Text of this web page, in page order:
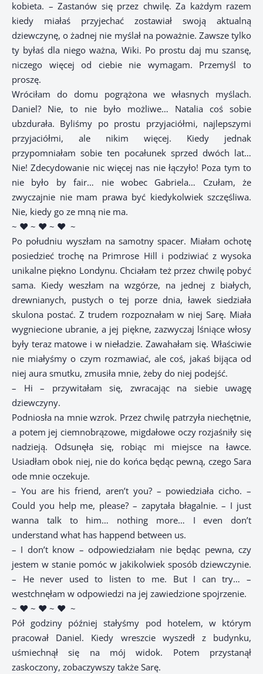
kobieta. – Zastanów się przez chwilę. Za każdym razem
kiedy miałaś przyjechać zostawiał swoją aktualną
dziewczynę, o żadnej nie myślał na poważnie. Zawsze tylko
ty byłaś dla niego ważna, Wiki. Po prostu daj mu szansę,
niczego więcej od ciebie nie wymagam. Przemyśl to
proszę.
Wróciłam do domu pogrążona we własnych myślach.
Daniel? Nie, to nie było możliwe… Natalia coś sobie
ubzdurała. Byliśmy po prostu przyjaciółmi, najlepszymi
przyjaciółmi, ale nikim więcej. Kiedy jednak
przypomniałam sobie ten pocałunek sprzed dwóch lat…
Nie! Zdecydowanie nic więcej nas nie łączyło! Poza tym to
nie było by fair… nie wobec Gabriela… Czułam, że
zwyczajnie nie mam prawa być kiedykolwiek szczęśliwa.
Nie, kiedy go ze mną nie ma.
~ ♥ ~ ♥ ~ ♥ ~
Po południu wyszłam na samotny spacer. Miałam ochotę
posiedzieć trochę na Primrose Hill i podziwiać z wysoka
unikalne piękno Londynu. Chciałam też przez chwilę pobyć
sama. Kiedy weszłam na wzgórze, na jednej z białych,
drewnianych, pustych o tej porze dnia, ławek siedziała
skulona postać. Z trudem rozpoznałam w niej Sarę. Miała
wygniecione ubranie, a jej piękne, zazwyczaj lśniące włosy
były teraz matowe i w nieładzie. Zawahałam się. Właściwie
nie miałyśmy o czym rozmawiać, ale coś, jakaś bijąca od
niej aura smutku, zmusiła mnie, żeby do niej podejść.
– Hi – przywitałam się, zwracając na siebie uwagę
dziewczyny.
Podniosła na mnie wzrok. Przez chwilę patrzyła niechętnie,
a potem jej ciemnobrązowe, migdałowe oczy rozjaśniły się
nadzieją. Odsunęła się, robiąc mi miejsce na ławce.
Usiadłam obok niej, nie do końca będąc pewną, czego Sara
ode mnie oczekuje.
– You are his friend, aren’t you? – powiedziała cicho. –
Could you help me, please? – zapytała błagalnie. – I just
wanna talk to him… nothing more… I even don’t
understand what has happend between us.
– I don’t know – odpowiedziałam nie będąc pewna, czy
jestem w stanie pomóc w jakikolwiek sposób dziewczynie.
– He never used to listen to me. But I can try… –
westchnęłam w odpowiedzi na jej zawiedzione spojrzenie.
~ ♥ ~ ♥ ~ ♥ ~
Pół godziny później stałyśmy pod hotelem, w którym
pracował Daniel. Kiedy wreszcie wyszedł z budynku,
uśmiechnął się na mój widok. Potem przystanął
zaskoczony, zobaczywszy także Sarę.